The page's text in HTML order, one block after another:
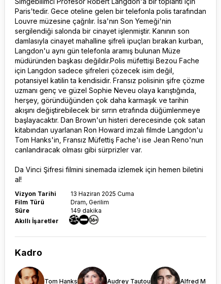
Paris'tedir. Gece oteline gelen bir telefonla polis tarafından
Louvre müzesine çağrılır. İsa'nın Son Yemeği'nin
sergilendiği salonda bir cinayet işlenmiştir. Kanının son
damlasıyla cinayet mahalline şifreli ipuçları bırakan kurban,
Langdon'u aynı gün telefonla aramış bulunan Müze
müdüründen başkası değildir.Polis müfettişi Bezou Fache
için Langdon sadece şifreleri çözecek isim değil,
potansiyel katilin ta kendisidir. Fransız polisinin şifre çözme
uzmanı genç ve güzel Sophie Neveu olaya karıştığında,
herşey, göründüğünden çok daha karmaşık ve tarihin
akışını değiştirebilecek bir sırrın etrafında düğümlenmeye
başlayacaktır. Dan Brown'un histeri derecesinde çok satan
kitabından uyarlanan Ron Howard imzalı filmde Langdon'u
Tom Hanks'in, Fransız Müfettiş Fache'ı ise Jean Reno'nun
canlandıracak olması gibi sürprizler var.
Da Vinci Şifresi filmini sinemada izlemek için hemen biletini
al!
Vizyon Tarihi
13 Haziran 2025 Cuma
Film Türü
Dram, Gerilim
Süre
149 dakika
Akıllı İşaretler
Kadro
Tom Hanks Audrey Tautou Alfred Molina